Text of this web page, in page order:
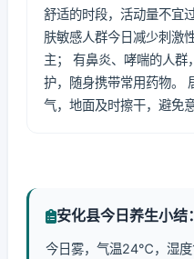
舒适的时段，活动量不宜
肤敏感人群今日减少刺激
主； 有鼻炎、哮喘的人群
护，随身携带常用药物。
气，地面及时擦干，避免
安化县今日养生小结：
今日雾，气温24℃，湿度